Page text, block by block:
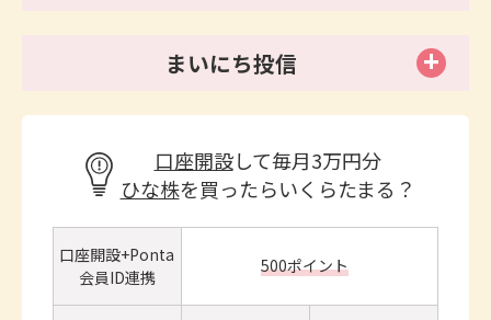
まいにち投信
口座開設して毎月3万円分
ひな株を買ったらいくらたまる？
口座開設+Ponta
会員ID連携
500ポイント